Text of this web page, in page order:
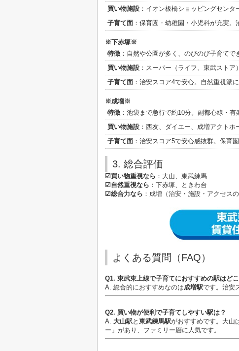
買い物施設 ：イオン板橋ショッピングセンタ
子育て面 ：保育園・幼稚園・小児科が充実。
※下赤塚※
特徴 ：自然や公園が多く、のびのび子育てで
買い物施設 ：スーパー（ライフ、東武ストア
子育て面 ：治安スコア4で安心。自然重視派に
※成増※
特徴 ：池袋まで急行で約10分。副都心線・有
買い物施設 ：西友、ダイエー、成増アクトホ
子育て面 ：治安スコア5で安心感抜群。保育
3. 総合評価
☑買い物重視なら ：大山、東武練馬
☑自然重視なら ：下赤塚、ときわ台
☑総合力なら ：成増（治安・施設・アクセス
よくある質問（FAQ）
Q1. 東武東上線で子育てにおすすめの駅はど
A. 総合的におすすめなのは成増駅です。治安
Q2. 買い物が便利で子育てしやすい駅は？
A. 大山駅と 東武練馬駅がおすすめです。大山
ー」があり、ファミリー層に人気です。